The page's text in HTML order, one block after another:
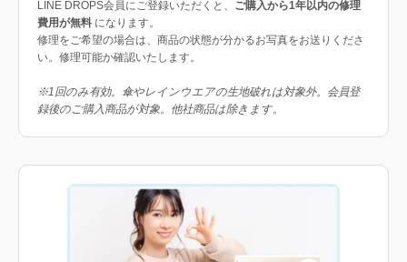
LINE DROPS会員にご登録いただくと、 ご購入から1年以内の修理
費用が無料 になります。
修理をご希望の場合は、商品の状態が分かるお写真をお送りくださ
い。修理可能か確認いたします。
※1回のみ有効。傘やレインウエアの生地破れは対象外。会員登
録後のご購入商品が対象。他社商品は除きます。